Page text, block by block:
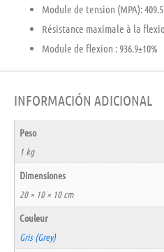
Module de tension (MPA):
Résistance maximale à la
Module de flexion : 936.9±10%
INFORMACIÓN ADICIONAL
Peso
1 kg
Dimensiones
20 × 10 × 10 cm
Couleur
Gris (Grey)